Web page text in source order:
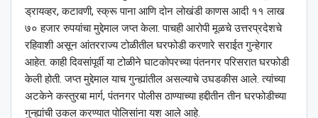
ड्रायव्हर, कटावणी, स्क्रू पाना आणि दोन लोखंडी काणस आदी ११ लाख
७० हजार रुपयांचा मुद्देमाल जप्त केला. पाचही आरोपी मूळचे उत्तरप्रदेशचे
रहिवाशी असून आंतरराज्य टोळीतील घरफोडी करणारे सराईत गुन्हेगार
आहेत. काही दिवसांपूर्वी या टोळीने घाटकोपरच्या पंतनगर परिसरात घरफोडी
केली होती. जप्त मुद्देमाल याच गुन्ह्यांतील असल्याचे उघडकीस आले. त्यांच्या
अटकेने कस्तुरबा मार्ग, पंतनगर पोलीस ठाण्याच्या हद्दीतीन तीन घरफोडीच्या
गुन्ह्यांची उकल करण्यात पोलिसांना यश आले आहे.